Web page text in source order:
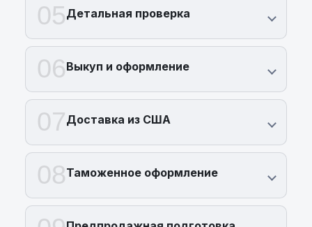
05Детальная проверка
06Выкуп и оформление
07Доставка из США
08Таможенное оформление